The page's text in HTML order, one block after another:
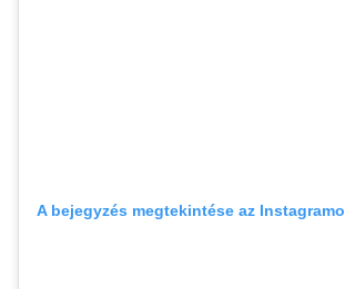
A bejegyzés megtekintése az